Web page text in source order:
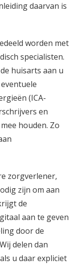
daarvan is
worden met
specialisten.
huisarts aan u
(ICA-
en
houden. Zo
zorgverlener,
zijn om aan
de
aan te geven
door de
delen dan
u daar expliciet